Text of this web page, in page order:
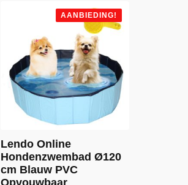
AANBIEDING!
Lendo Online
Hondenzwembad Ø120
cm Blauw PVC
Opvouwbaar